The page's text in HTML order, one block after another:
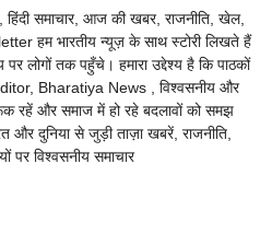
हिंदी समाचार, आज की खबर, राजनीति, खेल,
हम भारतीय न्यूज़ के साथ स्टोरी लिखते हैं
लोगों तक पहुँचे। हमारा उद्देश्य है कि पाठकों
Bharatiya News , विश्वसनीय और
रहें और समाज में हो रहे बदलावों को समझ
दुनिया से जुड़ी ताज़ा खबरें, राजनीति,
विश्वसनीय समाचार